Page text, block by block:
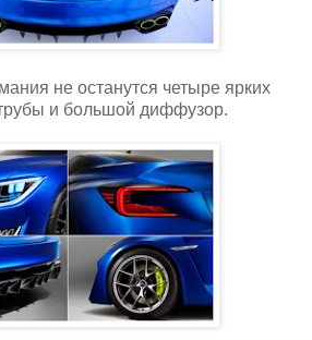
не останутся четыре ярких
и большой диффузор.